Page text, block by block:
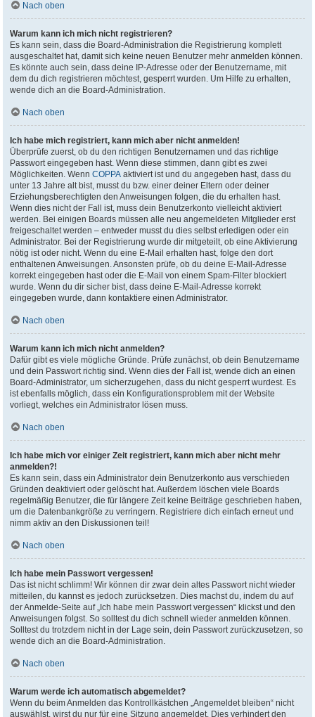
Nach oben
Warum kann ich mich nicht registrieren?
Es kann sein, dass die Board-Administration die Registrierung komplett
ausgeschaltet hat, damit sich keine neuen Benutzer mehr anmelden können.
Es könnte auch sein, dass deine IP-Adresse oder der Benutzername, mit
dem du dich registrieren möchtest, gesperrt wurden. Um Hilfe zu erhalten,
wende dich an die Board-Administration.
Nach oben
Ich habe mich registriert, kann mich aber nicht anmelden!
Überprüfe zuerst, ob du den richtigen Benutzernamen und das richtige
Passwort eingegeben hast. Wenn diese stimmen, dann gibt es zwei
Möglichkeiten. WennCOPPA aktiviert ist und du angegeben hast, dass du
unter 13 Jahre alt bist, musst du bzw. einer deiner Eltern oder deiner
Erziehungsberechtigten den Anweisungen folgen, die du erhalten hast.
Wenn dies nicht der Fall ist, muss dein Benutzerkonto vielleicht aktiviert
werden. Bei einigen Boards müssen alle neu angemeldeten Mitglieder erst
freigeschaltet werden – entweder musst du dies selbst erledigen oder ein
Administrator. Bei der Registrierung wurde dir mitgeteilt, ob eine Aktivierung
nötig ist oder nicht. Wenn du eine E-Mail erhalten hast, folge den dort
enthaltenen Anweisungen. Ansonsten prüfe, ob du deine E-Mail-Adresse
korrekt eingegeben hast oder die E-Mail von einem Spam-Filter blockiert
wurde. Wenn du dir sicher bist, dass deine E-Mail-Adresse korrekt
eingegeben wurde, dann kontaktiere einen Administrator.
Nach oben
Warum kann ich mich nicht anmelden?
Dafür gibt es viele mögliche Gründe. Prüfe zunächst, ob dein Benutzername
und dein Passwort richtig sind. Wenn dies der Fall ist, wende dich an einen
Board-Administrator, um sicherzugehen, dass du nicht gesperrt wurdest. Es
ist ebenfalls möglich, dass ein Konfigurationsproblem mit der Website
vorliegt, welches ein Administrator lösen muss.
Nach oben
Ich habe mich vor einiger Zeit registriert, kann mich aber nicht mehr
anmelden?!
Es kann sein, dass ein Administrator dein Benutzerkonto aus verschieden
Gründen deaktiviert oder gelöscht hat. Außerdem löschen viele Boards
regelmäßig Benutzer, die für längere Zeit keine Beiträge geschrieben haben,
um die Datenbankgröße zu verringern. Registriere dich einfach erneut und
nimm aktiv an den Diskussionen teil!
Nach oben
Ich habe mein Passwort vergessen!
Das ist nicht schlimm! Wir können dir zwar dein altes Passwort nicht wieder
mitteilen, du kannst es jedoch zurücksetzen. Dies machst du, indem du auf
der Anmelde-Seite auf „Ich habe mein Passwort vergessen“ klickst und den
Anweisungen folgst. So solltest du dich schnell wieder anmelden können.
Solltest du trotzdem nicht in der Lage sein, dein Passwort zurückzusetzen, so
wende dich an die Board-Administration.
Nach oben
Warum werde ich automatisch abgemeldet?
Wenn du beim Anmelden das Kontrollkästchen „Angemeldet bleiben“ nicht
auswählst, wirst du nur für eine Sitzung angemeldet. Dies verhindert den